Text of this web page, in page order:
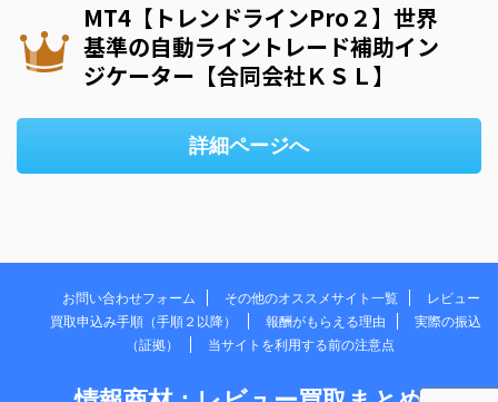
MT4【トレンドラインPro２】世界
基準の自動ライントレード補助イン
ジケーター【合同会社ＫＳＬ】
詳細ページへ
お問い合わせフォーム その他のオススメサイト一覧
レビュー
買取申込み手順（手順２以降）
報酬がもらえる理由
実際の振込
（証拠）
当サイトを利用する前の注意点